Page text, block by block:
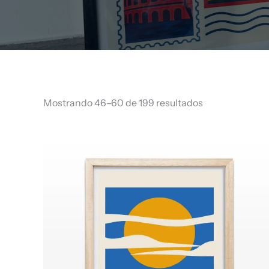
Mostrando 46–60 de 199 resultados
precios: